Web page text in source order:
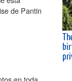
de Pantin